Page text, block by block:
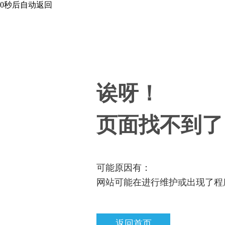
0秒后自动返回
诶呀！
页面找不到了
可能原因有：
网站可能在进行维护或出现了